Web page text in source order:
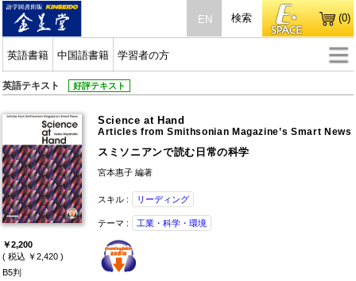
EN
英語書籍 中国語書籍 学習者の方
検索 (0)
英語テキスト 好評テキスト
￥2,200
( 税込 ￥2,420 )
B5判
Science at Hand
Articles from Smithsonian Magazine’s Smart News
スミソニアンで読む日常の科学
宮本惠子 編著
スキル : リーディング
テーマ : 工業・科学・環境